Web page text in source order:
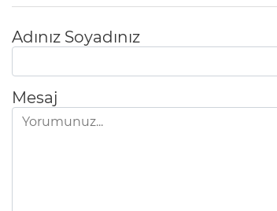
Adınız Soyadınız
Mesaj